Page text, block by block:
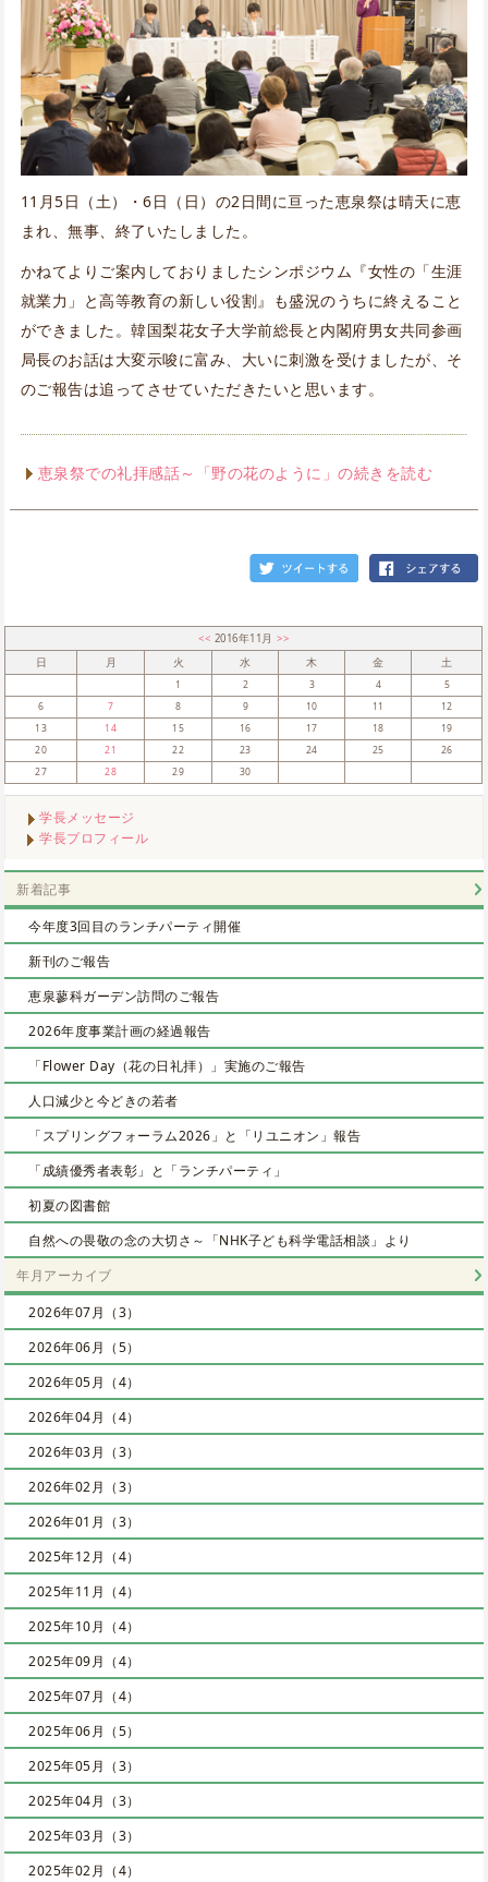
11月5日（土）・6日（日）の2日間に亘った恵泉祭は晴天に恵
まれ、無事、終了いたしました。
かねてよりご案内しておりましたシンポジウム『女性の「生涯
就業力」と高等教育の新しい役割』も盛況のうちに終えること
ができました。韓国梨花女子大学前総長と内閣府男女共同参画
局長のお話は大変示唆に富み、大いに刺激を受けましたが、そ
のご報告は追ってさせていただきたいと思います。
恵泉祭での礼拝感話～「野の花のように」の続きを読む
<< 2016年11月>>
日
月 火 水 木 金 土
1 2 3 4
5
6
7 8 9 10 11
12
13
14 15 16 17 18
19
20
21 22 23 24 25
26
27
28 29 30
学長メッセージ
学長プロフィール
新着記事
今年度3回目のランチパーティ開催
新刊のご報告
恵泉蓼科ガーデン訪問のご報告
2026年度事業計画の経過報告
「Flower Day（花の日礼拝）」実施のご報告
人口減少と今どきの若者
「スプリングフォーラム2026」と「リユニオン」報告
「成績優秀者表彰」と「ランチパーティ」
初夏の図書館
自然への畏敬の念の大切さ～「NHK子ども科学電話相談」より
年月アーカイブ
2026年07月（3）
2026年06月（5）
2026年05月（4）
2026年04月（4）
2026年03月（3）
2026年02月（3）
2026年01月（3）
2025年12月（4）
2025年11月（4）
2025年10月（4）
2025年09月（4）
2025年07月（4）
2025年06月（5）
2025年05月（3）
2025年04月（3）
2025年03月（3）
2025年02月（4）